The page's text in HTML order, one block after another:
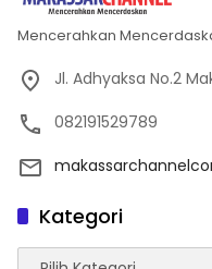
Mencerahkan
Jl. Adhyaksa No.2
082191529789
Kategori
Kategori